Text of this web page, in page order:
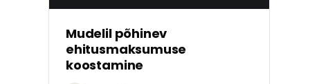
Mudelil põhinev
ehitusmaksumuse
koostamine